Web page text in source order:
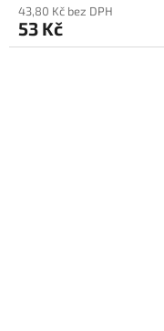
43,80 Kč bez DPH
53 Kč